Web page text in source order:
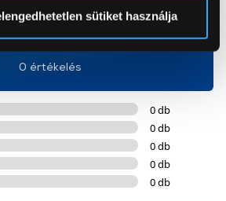
hozzájárulását.
az Ön gépén tárol a rendszer. A
szükségesek. Az oldal
a cookie-k használatát.
ÁSZFésAdatvédelem
sütiket használja
0
0 értékelés
0 db
0 db
0 db
0 db
0 db